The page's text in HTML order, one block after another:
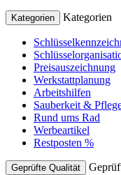
Kategorien Kategorien
Preisauszeichnung
Werkstattplanung
Arbeitshilfen
Sauberkeit &
Rund ums Rad
Werbeartikel
Restposten %
Geprüfte Qualität